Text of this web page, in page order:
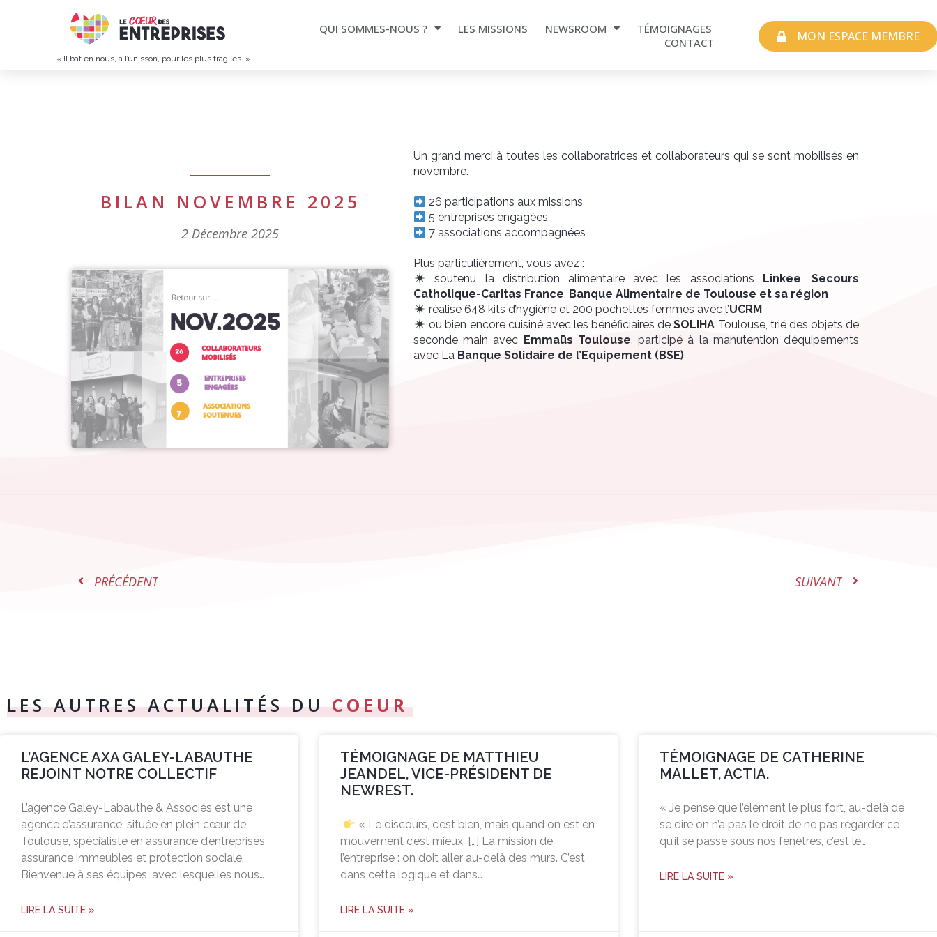
« Il bat en nous, à l’unisson, pour les plus fragiles. »
QUI SOMMES-NOUS ? LES MISSIONS NEWSROOM
TÉMOIGNAGES
CONTACT
MON ESPACE MEMBRE
BILAN NOVEMBRE 2025
2 Décembre 2025
Un grand merci à toutes les collaboratrices et collaborateurs qui se sont mobilisés en
novembre.
26 participations aux missions
5 entreprises engagées
7 associations accompagnées
Plus particulièrement, vous avez :
soutenu la distribution alimentaire avec les associations Linkee,Secours
Catholique-Caritas France, Banque Alimentaire de Toulouse et sa région
réalisé 648 kits d’hygiène et 200 pochettes femmes avec l’UCRM
ou bien encore cuisiné avec les bénéficiaires deSOLIHA Toulouse, trié des objets de
seconde main avec Emmaüs Toulouse, participé à la manutention d’équipements
avec La Banque Solidaire de l’Equipement (BSE)
PRÉCÉDENT SUIVANT
LES AUTRES ACTUALITÉS DUCOEUR
L’AGENCE AXA GALEY-LABAUTHE
REJOINT NOTRE COLLECTIF
L’agence Galey-Labauthe & Associés est une
agence d’assurance, située en plein cœur de
Toulouse, spécialiste en assurance d’entreprises,
assurance immeubles et protection sociale.
Bienvenue à ses équipes, avec lesquelles nous…
LIRE LA SUITE »
TÉMOIGNAGE DE MATTHIEU
JEANDEL, VICE-PRÉSIDENT DE
NEWREST.
« Le discours, c’est bien, mais quand on est en
mouvement c’est mieux. […] La mission de
l’entreprise : on doit aller au-delà des murs. C’est
dans cette logique et dans…
LIRE LA SUITE »
TÉMOIGNAGE DE CATHERINE
MALLET, ACTIA.
« Je pense que l’élément le plus fort, au-delà de
se dire on n’a pas le droit de ne pas regarder ce
qu’il se passe sous nos fenêtres, c’est le…
LIRE LA SUITE »